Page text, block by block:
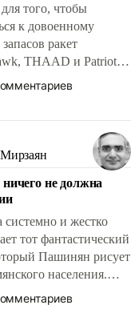
того, чтобы
к довоенному
ракет
THAAD и Patriot
более трех
небольшая война с
ситуация
многолетний период
США, например,
не должна
системно и жестко
тот фантастический
Пашинян рисует
населения.
этому населению все
просто по